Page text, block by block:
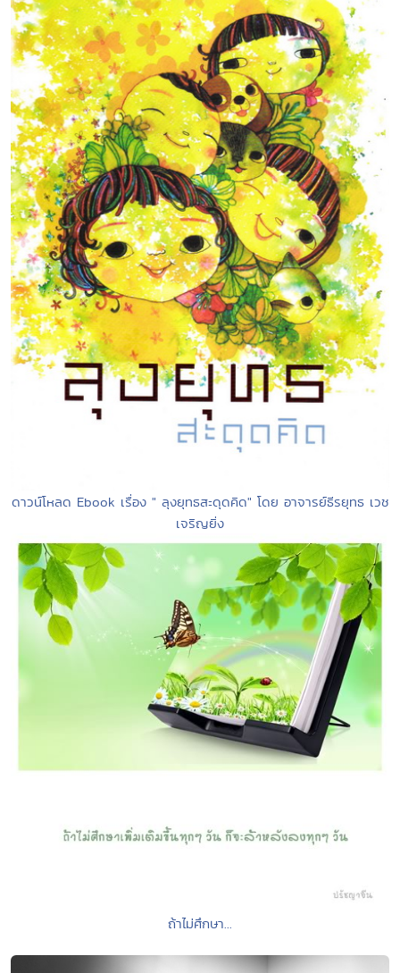
ดาวน์โหลด Ebook เรื่อง " ลุงยุทธสะดุดคิด" โดย อาจารย์ธีรยุทธ เวช
เจริญยิ่ง
ถ้าไม่ศึกษา...